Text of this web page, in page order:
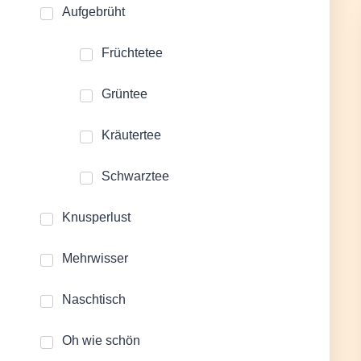
Aufgebrüht
Früchtetee
Grüntee
Kräutertee
Schwarztee
Knusperlust
Mehrwisser
Naschtisch
Oh wie schön